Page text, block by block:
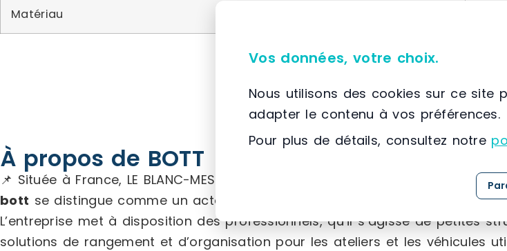
Matériau
À propos de BOTT
📌 Située à France, LE BLANC-MESNIL, (93) Ile-de-France
bott se distingue comme un acteur majeur dans son secteur, offrant des
L’entreprise met à disposition des professionnels, qu’il s’agisse de petites
solutions de rangement et d’organisation pour les ateliers et les véhicules
Vos données, votre choix.
Nous utilisons des cookies sur ce site
adapter le contenu à vos préférences.
Pour plus de détails, consultez notre